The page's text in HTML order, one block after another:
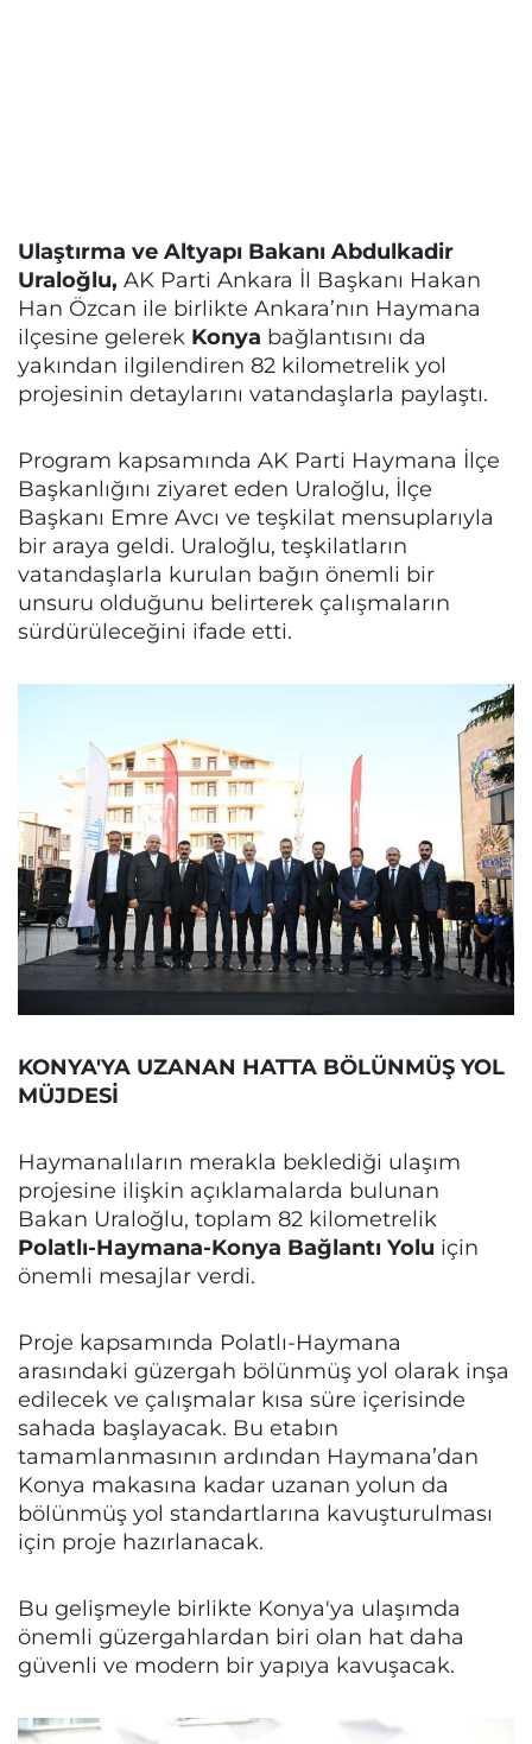
Ulaştırma ve Altyapı Bakanı Abdulkadir
Uraloğlu, AK Parti Ankara İl Başkanı Hakan
Han Özcan ile birlikte Ankara’nın Haymana
ilçesine gelerek Konya bağlantısını da
yakından ilgilendiren 82 kilometrelik yol
projesinin detaylarını vatandaşlarla paylaştı.
Program kapsamında AK Parti Haymana İlçe
Başkanlığını ziyaret eden Uraloğlu, İlçe
Başkanı Emre Avcı ve teşkilat mensuplarıyla
bir araya geldi. Uraloğlu, teşkilatların
vatandaşlarla kurulan bağın önemli bir
unsuru olduğunu belirterek çalışmaların
sürdürüleceğini ifade etti.
KONYA'YA UZANAN HATTA BÖLÜNMÜŞ YOL
MÜJDESİ
Haymanalıların merakla beklediği ulaşım
projesine ilişkin açıklamalarda bulunan
Bakan Uraloğlu, toplam 82 kilometrelik
Polatlı-Haymana-Konya Bağlantı Yolu için
önemli mesajlar verdi.
Proje kapsamında Polatlı-Haymana
arasındaki güzergah bölünmüş yol olarak inşa
edilecek ve çalışmalar kısa süre içerisinde
sahada başlayacak. Bu etabın
tamamlanmasının ardından Haymana’dan
Konya makasına kadar uzanan yolun da
bölünmüş yol standartlarına kavuşturulması
için proje hazırlanacak.
Bu gelişmeyle birlikte Konya'ya ulaşımda
önemli güzergahlardan biri olan hat daha
güvenli ve modern bir yapıya kavuşacak.